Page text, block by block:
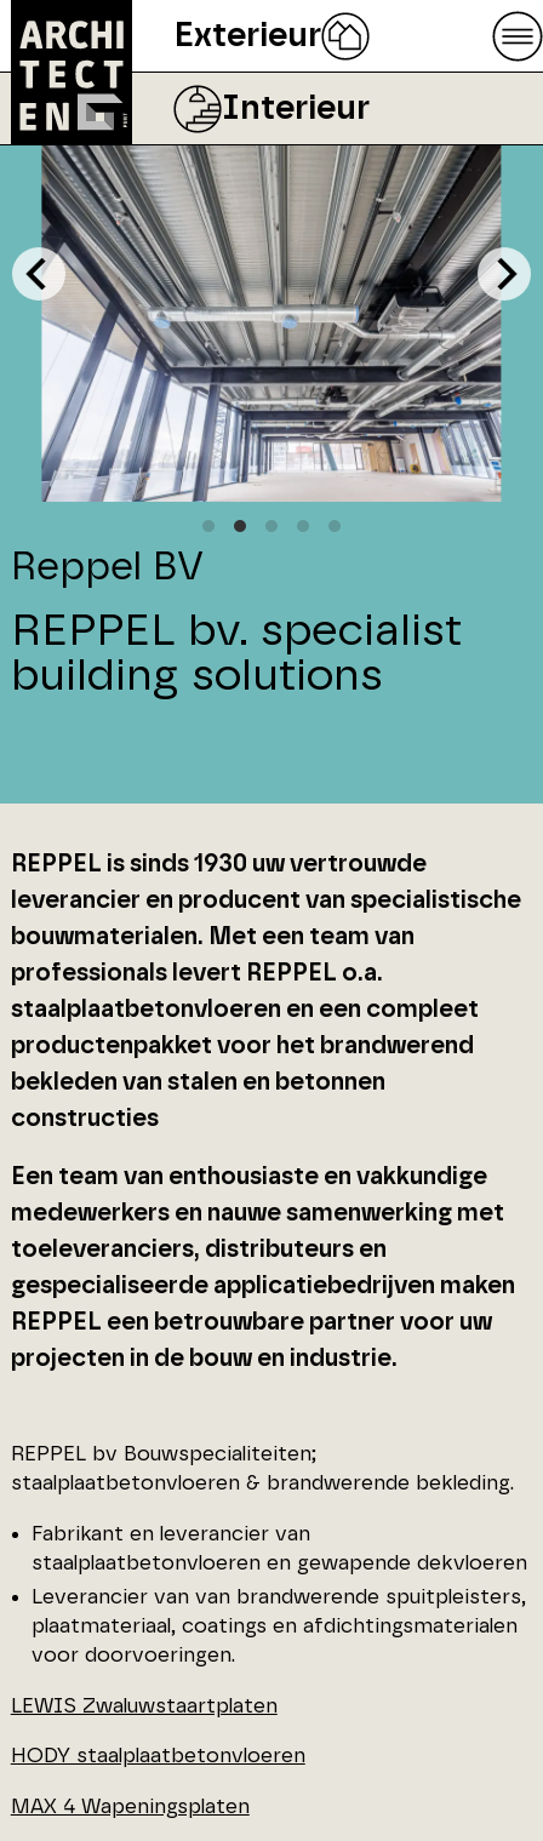
Exterieur
Interieur
Reppel BV
REPPEL bv. specialist
building solutions
REPPEL is sinds 1930 uw vertrouwde
leverancier en producent van specialistische
bouwmaterialen. Met een team van
professionals levert REPPEL o.a.
staalplaatbetonvloeren en een compleet
productenpakket voor het brandwerend
bekleden van stalen en betonnen
constructies
Een team van enthousiaste en vakkundige
medewerkers en nauwe samenwerking met
toeleveranciers, distributeurs en
gespecialiseerde applicatiebedrijven maken
REPPEL een betrouwbare partner voor uw
projecten in de bouw en industrie.
REPPEL bv Bouwspecialiteiten;
staalplaatbetonvloeren & brandwerende bekleding.
Fabrikant en leverancier van
staalplaatbetonvloeren en gewapende dekvloeren
Leverancier van van brandwerende spuitpleisters,
plaatmateriaal, coatings en afdichtingsmaterialen
voor doorvoeringen.
LEWIS Zwaluwstaartplaten
HODY staalplaatbetonvloeren
MAX 4 Wapeningsplaten